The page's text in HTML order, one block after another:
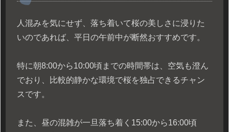
人混みを気にせず、落ち着いて桜の美しさに浸りた
いのであれば、平日の午前中が断然おすすめです。
特に朝8:00から10:00頃までの時間帯は、空気も澄ん
でおり、比較的静かな環境で桜を独占できるチャン
スです。
また、昼の混雑が一旦落ち着く15:00から16:00頃